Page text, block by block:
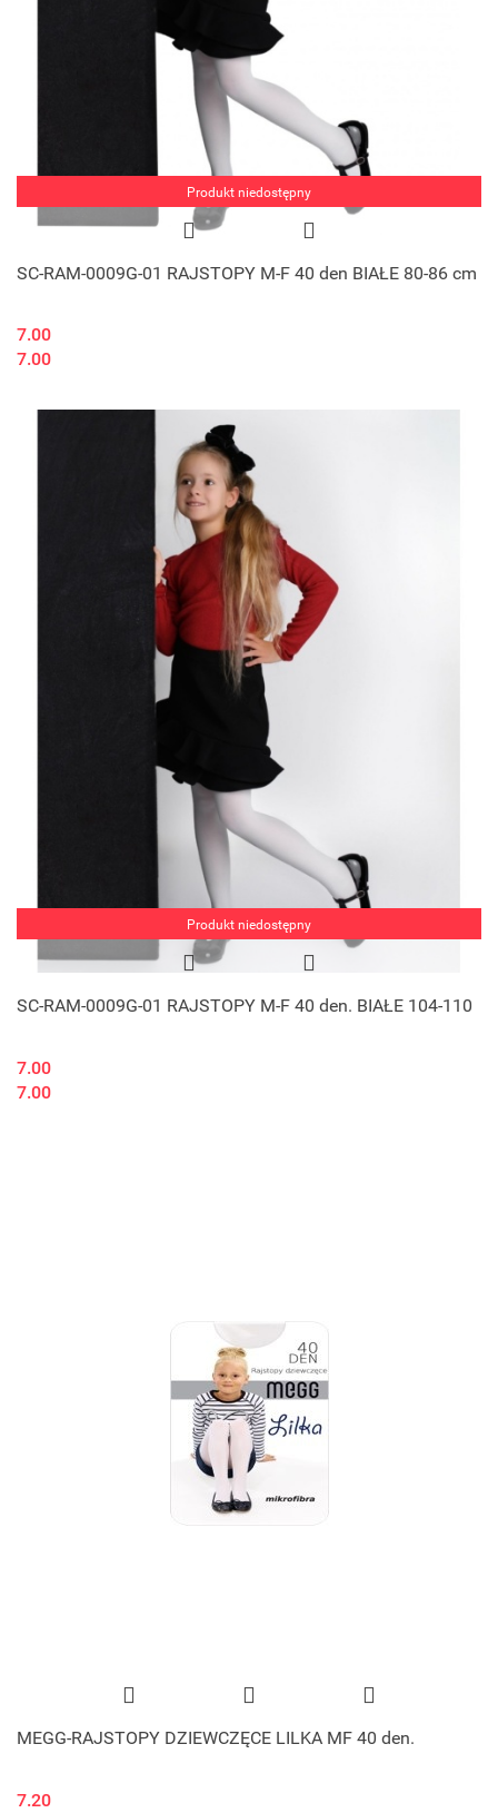
Produkt niedostępny
SC-RAM-0009G-01 RAJSTOPY M-F 40 den BIAŁE 80-86 cm
7.00
7.00
Produkt niedostępny
SC-RAM-0009G-01 RAJSTOPY M-F 40 den. BIAŁE 104-110
7.00
7.00
MEGG-RAJSTOPY DZIEWCZĘCE LILKA MF 40 den.
7.20